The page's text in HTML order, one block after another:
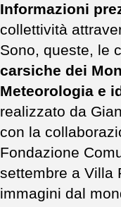
Informazioni
collettività
Sono, queste, le
carsiche dei
Meteorologia e
realizzato da
con la
Fondazione
settembre a Villa
immagini dal